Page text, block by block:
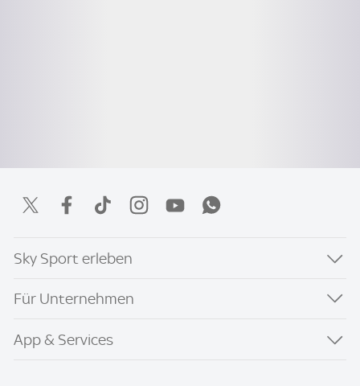
Sky Sport erleben
Für Unternehmen
App & Services